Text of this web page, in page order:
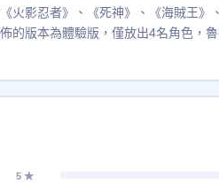
火影忍者》、《死神》、《海賊王》
版本為體驗版，僅放出4名角色，
5 ★